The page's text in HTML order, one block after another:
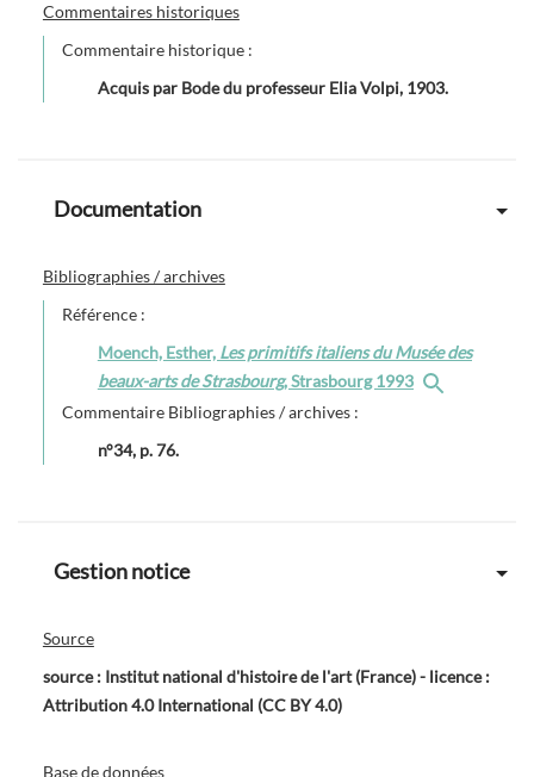
Commentaires historiques
Commentaire historique :
Acquis par Bode du professeur Elia Volpi, 1903.
Documentation
Bibliographies / archives
Référence :
Moench, Esther, Les primitifs italiens du Musée des
beaux-arts de Strasbourg, Strasbourg 1993
Commentaire Bibliographies / archives :
n°34, p. 76.
Gestion notice
Source
source : Institut national d'histoire de l'art (France) - licence :
Attribution 4.0 International (CC BY 4.0)
Base de données